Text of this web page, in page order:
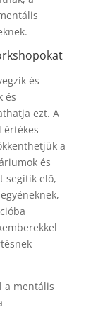
és
és
ezt. A
értékes
a
és
segítik elő,
a mentális